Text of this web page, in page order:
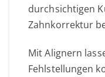
durchsichtigen
Zahnkorrektur
Mit Alignern
Fehlstellungen